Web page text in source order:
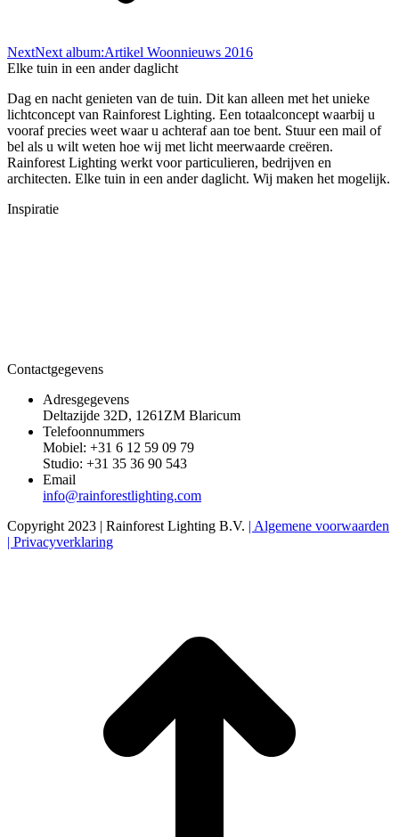
NextNext album:Artikel Woonnieuws 2016
Elke tuin in een ander daglicht
Dag en nacht genieten van de tuin. Dit kan alleen met het unieke
lichtconcept van Rainforest Lighting. Een totaalconcept waarbij u
vooraf precies weet waar u achteraf aan toe bent. Stuur een mail of
bel als u wilt weten hoe wij met licht meerwaarde creëren.
Rainforest Lighting werkt voor particulieren, bedrijven en
architecten. Elke tuin in een ander daglicht. Wij maken het mogelijk.
Inspiratie
Contactgegevens
Adresgegevens
Deltazijde 32D, 1261ZM Blaricum
Telefoonnummers
Mobiel: +31 6 12 59 09 79
Studio: +31 35 36 90 543
Email
info@rainforestlighting.com
Copyright 2023 | Rainforest Lighting B.V. | Algemene voorwaarden
| Privacyverklaring